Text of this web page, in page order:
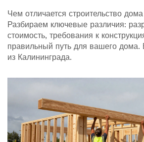
Чем отличается строительство
Разбираем ключевые различия:
стоимость, требования к
правильный путь для вашего дома.
из Калининграда.